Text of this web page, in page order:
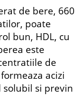
de bere, 660
poate
bun, HDL, cu
este
de
acizi
si previn